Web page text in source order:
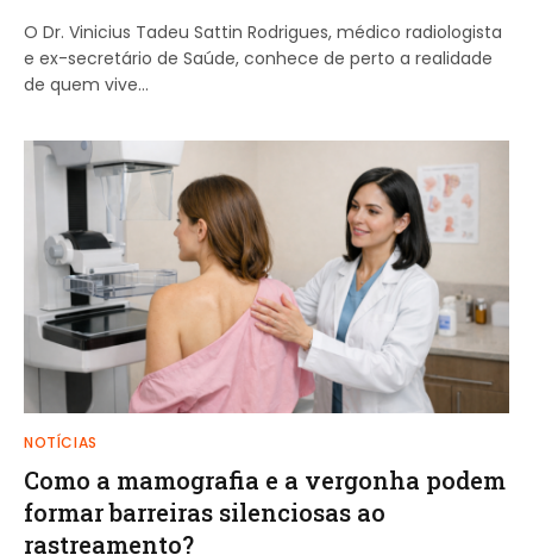
O Dr. Vinicius Tadeu Sattin Rodrigues, médico radiologista
e ex-secretário de Saúde, conhece de perto a realidade
de quem vive…
NOTÍCIAS
Como a mamografia e a vergonha podem
formar barreiras silenciosas ao
rastreamento?